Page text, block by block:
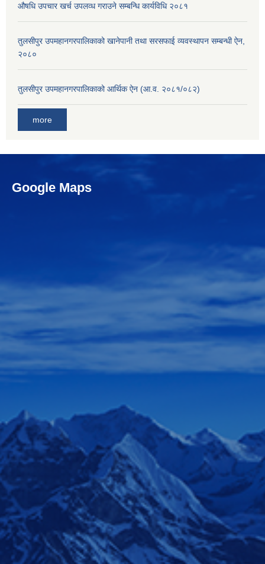
औषधि उपचार खर्च उपलव्ध गराउने सम्बन्धि कार्यविधि २०८१
तुलसीपुर उपमहानगरपालिकाको खानेपानी तथा सरसफाई व्यवस्थापन सम्बन्धी ऐन,
२०८०
तुलसीपुर उपमहानगरपालिकाको आर्थिक ऐन (आ.व. २०८१/०८२)
more
Google Maps